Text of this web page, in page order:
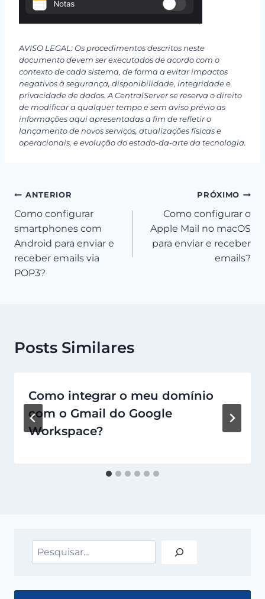
AVISO LEGAL: Os procedimentos descritos neste
documento devem ser executados de acordo com o
contexto de cada sistema, de forma a evitar impactos
negativos à segurança, disponibilidade, integridade e
privacidade de dados. A CentralServer se reserva o direito
de modificar a qualquer tempo e sem aviso prévio as
informações aqui apresentadas a fim de refletir o
lançamento de novos serviços, atualizações físicas e
operacionais, e evolução do estado-da-arte da tecnologia.
Navegação
de
Post
ANTERIOR
Como configurar
smartphones com
Android para enviar e
receber emails via
POP3?
PRÓXIMO
Como configurar o
Apple Mail no macOS
para enviar e receber
emails?
Posts Similares
Como integrar o meu domínio
com o Gmail do Google
Workspace?
Pesquisar